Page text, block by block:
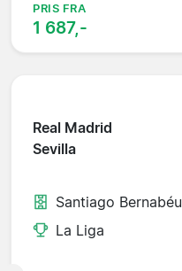
PRIS FRA
1 687,-
Real Madrid
Sevilla
Santiago Bernabéu
La Liga